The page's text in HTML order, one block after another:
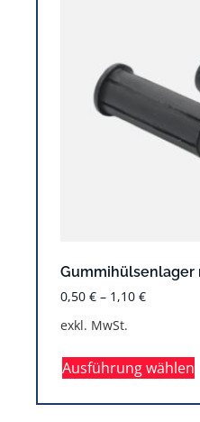
0,50 € – 1,10 €
exkl. MwSt.
Ausführung wählen